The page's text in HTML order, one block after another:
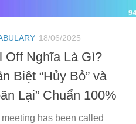
18/06/2025
Off Nghĩa Là Gì?
Biệt “Hủy Bỏ” và
Lại” Chuẩn 100%
meeting has been called